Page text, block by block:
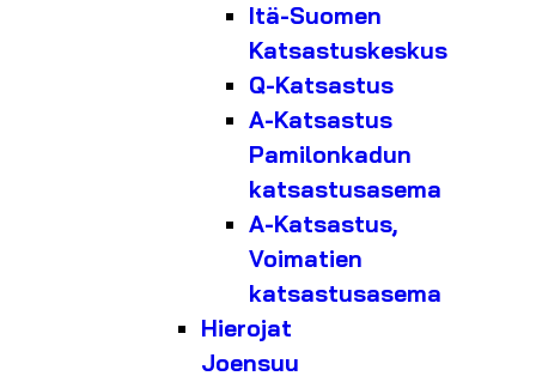
Itä-Suomen
Katsastuskeskus
Q-Katsastus
A-Katsastus
Pamilonkadun
katsastusasema
A-Katsastus,
Voimatien
katsastusasema
Hierojat
Joensuu